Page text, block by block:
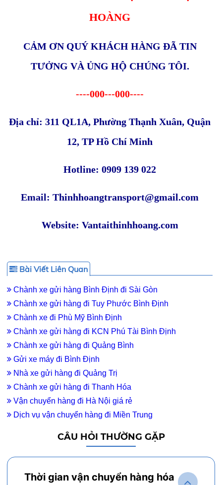
HOÀNG
CẢM ƠN QUÝ KHÁCH HÀNG ĐÃ TIN
TƯỞNG VÀ ỦNG HỘ CHÚNG TÔI.
----000---000----
Địa chỉ: 311 QL1A, Phường Thạnh Xuân, Quận
12, TP Hồ Chí Minh
Hotline: 0909 139 022
Email: Thinhhoangtransport@gmail.com
Website: Vantaithinhhoang.com
Bài Viết Liên Quan
Chành xe gửi hàng Bình Định đi Sài Gòn
Chành xe gửi hàng đi Tuy Phước Bình Định
Chành xe đi Phù Mỹ Bình Định
Chành xe gửi hàng đi KCN Phú Tài Bình Định
Chành xe gửi hàng đi Quảng Bình
Gửi xe máy đi Bình Định
Nhà xe gửi hàng đi Quảng Trị
Chành xe gửi hàng đi Thanh Hóa
Vận chuyển hàng đi Hà Nội giá rẻ
Dịch vụ vận chuyển hàng đi Miền Trung
CÂU HỎI THƯỜNG GẶP
Thời gian vận chuyển hàng hóa